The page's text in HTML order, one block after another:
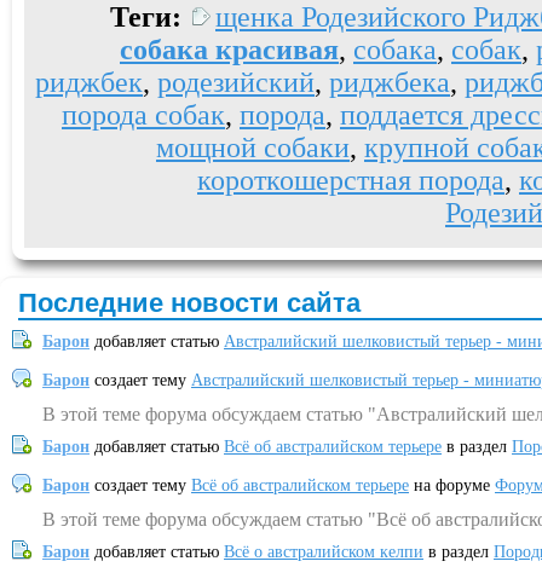
Теги:
щенка Родезийского
собака красивая, собака, собак,
риджбек, родезийский, риджбека,
порода собак, порода, поддается
мощной собаки, крупной
короткошерстная порода,
Последние новости сайта
Барон добавляет статью Австралийский шелковистый терьер -
Барон создает тему Австралийский шелковистый терьер -
В этой теме форума обсуждаем статью "Австралийский
Барон добавляет статью Всё об австралийском терьере в раздел
Барон создает тему Всё об австралийском терьере на форуме
В этой теме форума обсуждаем статью "Всё об
Барон добавляет статью Всё о австралийском келпи в раздел